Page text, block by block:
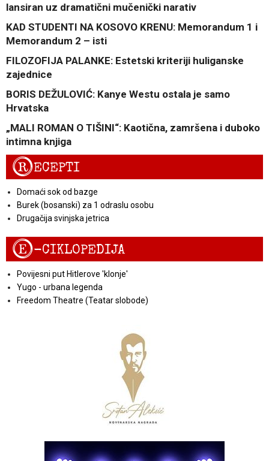
lansiran uz dramatični mučenički narativ
KAD STUDENTI NA KOSOVO KRENU: Memorandum 1 i
Memorandum 2 – isti
FILOZOFIJA PALANKE: Estetski kriteriji huliganske
zajednice
BORIS DEŽULOVIĆ: Kanye Westu ostala je samo
Hrvatska
„MALI ROMAN O TIŠINI“: Kaotična, zamršena i duboko
intimna knjiga
RECEPTI
Domaći sok od bazge
Burek (bosanski) za 1 odraslu osobu
Drugačija svinjska jetrica
E-CIKLOPEDIJA
Povijesni put Hitlerove 'klonje'
Yugo - urbana legenda
Freedom Theatre (Teatar slobode)